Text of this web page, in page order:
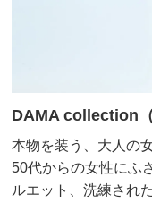
DAMA collection
本物を装う、大人の
50代からの女性にふ
ルエット、洗練され